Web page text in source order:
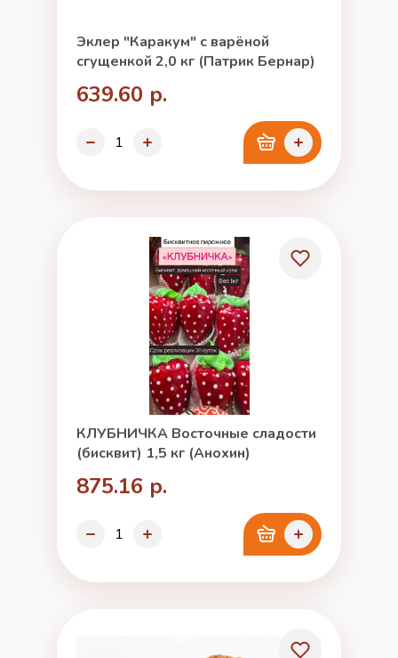
Эклер "Каракум" с варёной
сгущенкой 2,0 кг (Патрик Бернар)
639.60 р.
КЛУБНИЧКА Восточные сладости
(бисквит) 1,5 кг (Анохин)
875.16 р.